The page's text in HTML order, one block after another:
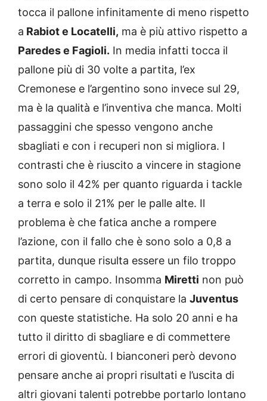
tocca il pallone infinitamente di meno rispetto
a Rabiot e Locatelli, ma è più attivo rispetto a
Paredes e Fagioli. In media infatti tocca il
pallone più di 30 volte a partita, l’ex
Cremonese e l’argentino sono invece sul 29,
ma è la qualità e l’inventiva che manca. Molti
passaggini che spesso vengono anche
sbagliati e con i recuperi non si migliora. I
contrasti che è riuscito a vincere in stagione
sono solo il 42% per quanto riguarda i tackle
a terra e solo il 21% per le palle alte. Il
problema è che fatica anche a rompere
l’azione, con il fallo che è sono solo a 0,8 a
partita, dunque risulta essere un filo troppo
corretto in campo. Insomma Miretti non può
di certo pensare di conquistare la Juventus
con queste statistiche. Ha solo 20 anni e ha
tutto il diritto di sbagliare e di commettere
errori di gioventù. I bianconeri però devono
pensare anche ai propri risultati e l’uscita di
altri giovani talenti potrebbe portarlo lontano